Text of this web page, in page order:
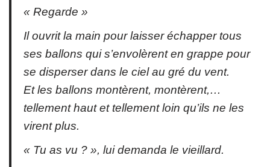
« Regarde »
Il ouvrit la main pour laisser échapper tous
ses ballons qui s’envolèrent en grappe pour
se disperser dans le ciel au gré du vent.
Et les ballons montèrent, montèrent,…
tellement haut et tellement loin qu’ils ne les
virent plus.
« Tu as vu ? », lui demanda le vieillard.